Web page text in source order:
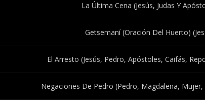
La Última Cena (Jesús, Judas Y
Getsemaní (Oración Del Huerto)
El Arresto (Jesús, Pedro, Apóstoles, Caifás,
Negaciones De Pedro (Pedro, Magdalena, Mujer,